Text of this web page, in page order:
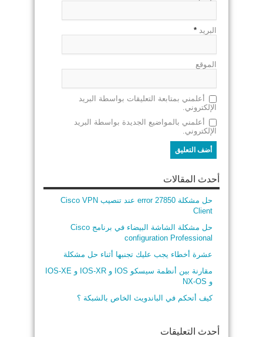
البريد *
الموقع
أعلمني بمتابعة التعليقات بواسطة البريد
الإلكتروني.
أعلمني بالمواضيع الجديدة بواسطة البريد
الإلكتروني.
أحدث المقالات
حل مشكلة error 27850 عند تنصيب Cisco VPN
Client
حل مشكلة الشاشة البيضاء في برنامج Cisco
configuration Professional
عشرة أخطاء يجب عليك تجنبها أثناء حل مشكلة
مقارنة بين أنظمة سيسكو IOS و IOS-XR و IOS-XE
و NX-OS
كيف أتحكم في الباندويث الخاص بالشبكة ؟
أحدث التعليقات